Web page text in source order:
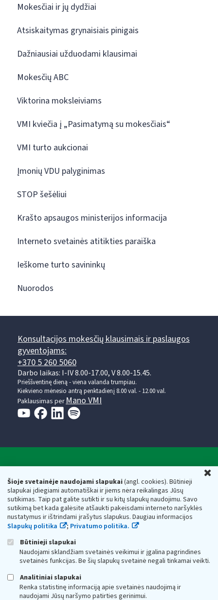
Šioje svetainėje naudojami slapukai(angl. cookies). Būtinieji
slapukai įdiegiami automatiškai ir jiems nėra reikalingas Jūsų
sutikimas. Taip pat galite sutikti ir su kitų slapukų naudojimu. Savo
sutikimą bet kada galėsite atšaukti pakeisdami interneto naršyklės
nustatymus ir ištrindami įrašytus slapukus. Daugiau informacijos
Slapukų politika
; Privatumo politika.
Būtinieji slapukai
Naudojami sklandžiam svetainės veikimui ir įgalina pagrindines
svetainės funkcijas. Be šių slapukų svetainė negali tinkamai veikti.
Analitiniai slapukai
Renka statistinę informaciją apie svetainės naudojimą ir
naudojami Jūsų naršymo patirties gerinimui.
Mokesčiai ir jų dydžiai
Atsiskaitymas grynaisiais pinigais
Dažniausiai užduodami klausimai
Mokesčių ABC
Viktorina moksleiviams
VMI kviečia į „Pasimatymą su mokesčiais“
VMI turto aukcionai
Įmonių VDU palyginimas
STOP šešėliui
Krašto apsaugos ministerijos informacija
Interneto svetainės atitikties paraiška
Ieškome turto savininkų
Nuorodos
Konsultacijos mokesčių klausimais ir paslaugos
gyventojams:
+370 5 260 5060
Darbo laikas: I-IV 8.00-17.00, V 8.00-15.45.
Prieššventinę dieną - viena valanda trumpiau.
Kiekvieno mėnesio antrą penktadienį 8.00 val. - 12.00 val.
Paklausimas per Mano VMI
Respublikos finansų ministerijos
Biudžetinė įstaiga. Juridinio asmens kodas — 188659752,
adresas: Vasario 16-osios g. 14, 01107 Vilnius, Lietuva, el.paštas:
vmi@vmi.lt, E. pristatymo dėžutės adresas 188659752
Duomenys apie Valstybinę mokesčių inspekciją prie Lietuvos
Respublikos finansų ministerijos kaupiami ir saugomi Juridinių